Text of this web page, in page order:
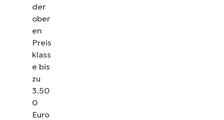
der
ober
en
Preis
klass
e bis
zu
3.50
0
Euro